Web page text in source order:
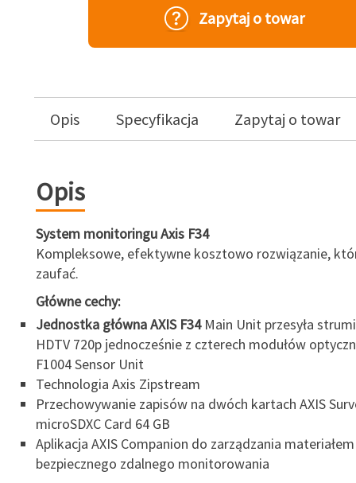
Zapytaj o towar
Opis Specyfikacja Zapytaj o towar
Opis
System monitoringu Axis F34
Kompleksowe, efektywne kosztowo rozwiązanie,
zaufać.
Główne cechy:
Jednostka główna AXIS F34Main Unit przesyła
HDTV 720p jednocześnie z czterech modułów
F1004 Sensor Unit
Technologia Axis Zipstream
Przechowywanie zapisów na dwóch kartach AXIS
microSDXC Card 64 GB
Aplikacja AXIS Companion do zarządzania
bezpiecznego zdalnego monitorowania